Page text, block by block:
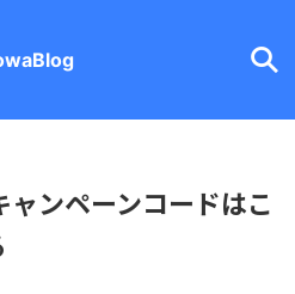
ンペーンコードはこ